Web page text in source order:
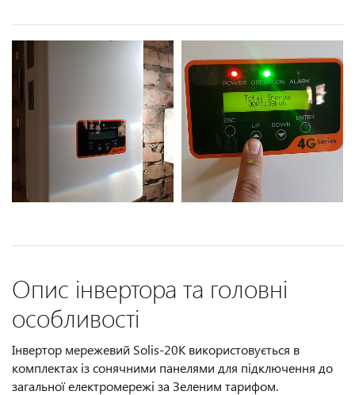
Опис інвертора та головні
особливості
Інвертор мережевий Solis-20K використовується в
комплектах із сонячними панелями для підключення до
загальної електромережі за Зеленим тарифом.